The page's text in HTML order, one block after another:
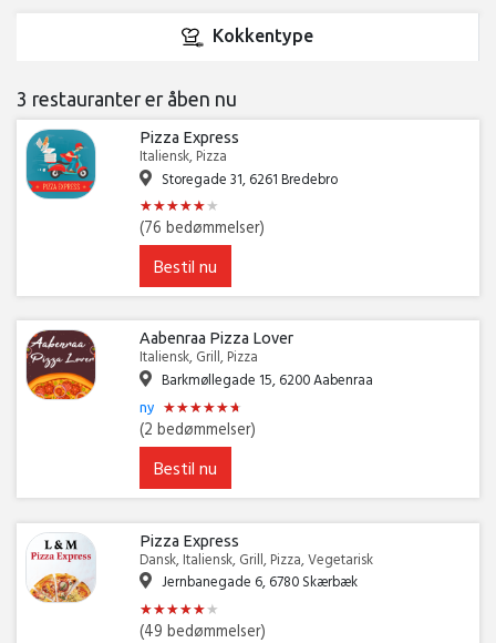
Kokkentype
3 restauranter er åben nu
Pizza Express
Italiensk, Pizza
Storegade 31, 6261 Bredebro
★★★★★★
★★★★★★
(76 bedømmelser)
Bestil nu
Aabenraa Pizza Lover
Italiensk, Grill, Pizza
Barkmøllegade 15, 6200 Aabenraa
ny ★★★★★★
★★★★★★
(2 bedømmelser)
Bestil nu
Pizza Express
Dansk, Italiensk, Grill, Pizza, Vegetarisk
Jernbanegade 6, 6780 Skærbæk
★★★★★★
★★★★★★
(49 bedømmelser)